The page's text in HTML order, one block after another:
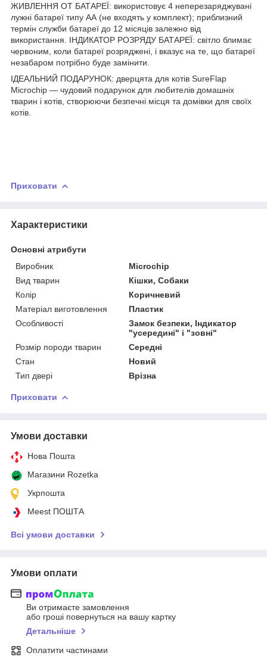
ЖИВЛЕННЯ ОТ БАТАРЕЇ: використовує 4 неперезаряджувані
лужні батареї типу АА (не входять у комплект); приблизний
термін служби батареї до 12 місяців залежно від
використання. ІНДИКАТОР РОЗРЯДУ БАТАРЕЇ: світло блимає
червоним, коли батареї розряджені, і вказує на те, що батареї
незабаром потрібно буде замінити.
ІДЕАЛЬНИЙ ПОДАРУНОК: дверцята для котів SureFlap
Microchip — чудовий подарунок для любителів домашніх
тварин і котів, створюючи безпечні місця та домівки для своїх
котів.
Приховати
Характеристики
Основні атрибути
Виробник
Microchip
Вид тварин
Кішки, Собаки
Колір
Коричневий
Матеріал виготовлення
Пластик
Особливості
Замок безпеки, Індикатор
"усередині" і "зовні"
Розмір породи тварин
Середні
Стан
Новий
Тип двері
Врізна
Приховати
Умови доставки
Нова Пошта
Магазини Rozetka
Укрпошта
Meest ПОШТА
Всі умови доставки
Умови оплати
Ви отримаєте замовлення
або гроші повернуться на вашу картку
Детальніше
Оплатити частинами